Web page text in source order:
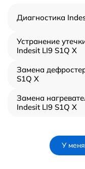
Диагностика
Устранение
Indesit LI9 S1Q X
Замена
S1Q X
Замена
Indesit LI9 S1Q X
У